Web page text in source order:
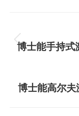
章
航
博士能手持式
博士能高尔夫